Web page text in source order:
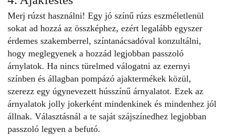
Merj rúzst használni! Egy jó színű rúzs eszméletlenül
sokat ad hozzá az összképhez, ezért legalább egyszer
érdemes szakemberrel, színtanácsadóval konzultálni,
hogy meglegyenek a hozzád legjobban passzoló
árnylatok. Ha nincs türelmed válogatni az ezernyi
színben és állagban pompázó ajaktermékek közül,
szerezz egy úgynevezett hússzínű árnyalatot. Ezek az
árnyalatok jolly jokerként mindenkinek és mindenhez jól
állnak. Választásnál a te saját szájszínedhez legjobban
passzoló legyen a befutó.